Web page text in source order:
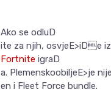
Ako se odluD
ite za njih, osvjeE>iDe
Fortnite igraD
a. PlemenskoobiljeE>je
en i Fleet Force bundle.